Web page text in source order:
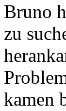
Bruno
zu
kamen